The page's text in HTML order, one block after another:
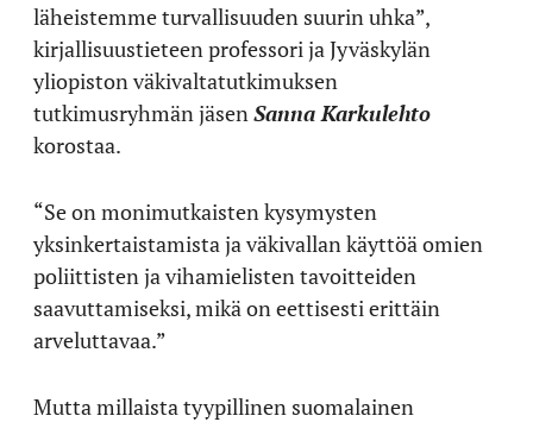
läheistemme turvallisuuden suurin uhka”,
kirjallisuustieteen professori ja Jyväskylän
yliopiston väkivaltatutkimuksen
tutkimusryhmän jäsen Sanna Karkulehto
korostaa.
“Se on monimutkaisten kysymysten
yksinkertaistamista ja väkivallan käyttöä omien
poliittisten ja vihamielisten tavoitteiden
saavuttamiseksi, mikä on eettisesti erittäin
arveluttavaa.”
Mutta millaista tyypillinen suomalainen